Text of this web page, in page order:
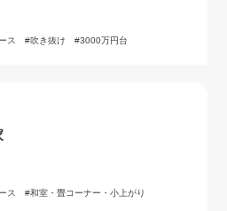
ス 吹き抜け 3000万円台
ス
和室・畳コーナー・小上がり